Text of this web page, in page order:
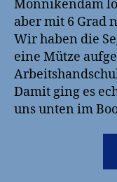
Monnikendam
aber mit 6 Grad
Wir haben die
eine Mütze
Damit ging es
uns unten im